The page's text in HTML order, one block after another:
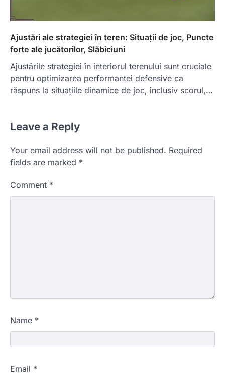
Ajustări ale strategiei în teren: Situații de joc, Puncte
forte ale jucătorilor, Slăbiciuni
Ajustările strategiei în interiorul terenului sunt cruciale
pentru optimizarea performanței defensive ca
răspuns la situațiile dinamice de joc, inclusiv scorul,…
Leave a Reply
Your email address will not be published. Required
fields are marked *
Comment *
Name *
Email *